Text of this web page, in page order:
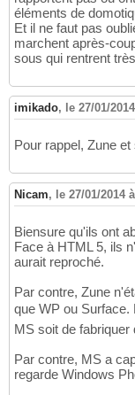
éléments de
Et il ne faut pas
marchent après-
sous qui rentrent
imikado, le 27/01/
Pour rappel, Zune
Nicam, le 27/01/2014
Biensure qu'ils ont
Face à HTML 5, ils
aurait reproché.
Par contre, Zune
que WP ou Surface.
MS soit de fabriquer
Par contre, MS a
regarde Windows